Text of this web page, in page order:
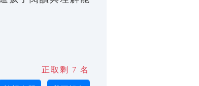
正取剩 7 名